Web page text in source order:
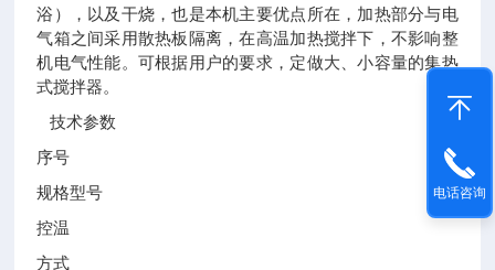
浴），以及干烧，也是本机主要优点所在，加热部分与电
气箱之间采用散热板隔离，在高温加热搅拌下，不影响整
机电气性能。可根据用户的要求，定做大、小容量的集热
式搅拌器。
技术参数
序号
规格型号
控温
方式
电话咨询